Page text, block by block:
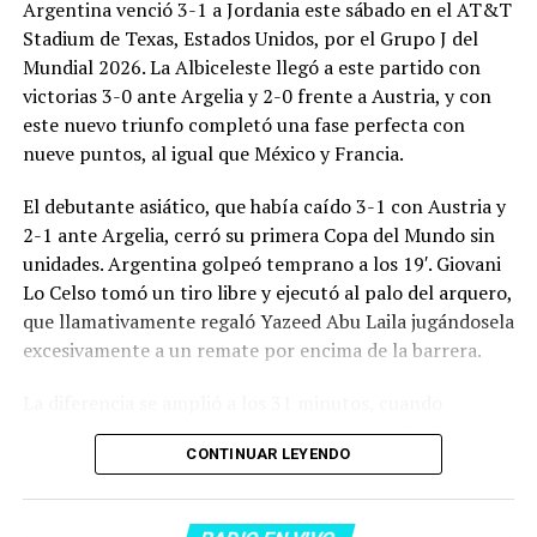
Argentina venció 3-1 a Jordania este sábado en el AT&T
Stadium de Texas, Estados Unidos, por el Grupo J del
Mundial 2026. La Albiceleste llegó a este partido con
victorias 3-0 ante Argelia y 2-0 frente a Austria, y con
este nuevo triunfo completó una fase perfecta con
nueve puntos, al igual que México y Francia.
El debutante asiático, que había caído 3-1 con Austria y
2-1 ante Argelia, cerró su primera Copa del Mundo sin
unidades. Argentina golpeó temprano a los 19′. Giovani
Lo Celso tomó un tiro libre y ejecutó al palo del arquero,
que llamativamente regaló Yazeed Abu Laila jugándosela
excesivamente a un remate por encima de la barrera.
Lautaro Martínez convirtió de penal el 2-0. El Toro
anotó su primer gol en Copas del Mundo, tras no
dentro del área sobre Marcos Senesi, que intentó ir a
CONTINUAR LEYENDO